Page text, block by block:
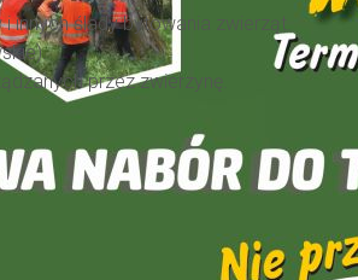
innych ślady bytowania zwierząt.
przez zwierzynę.